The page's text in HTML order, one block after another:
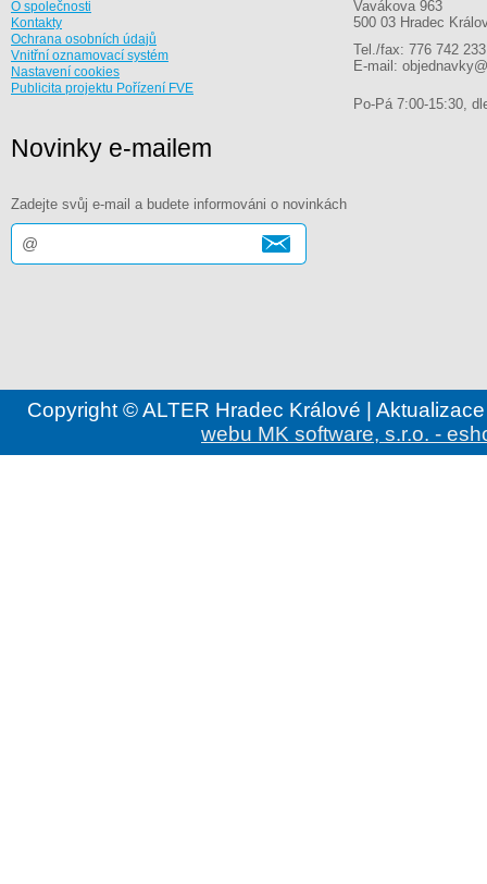
O společnosti
Kontakty
Ochrana osobních údajů
Vnitřní oznamovací systém
Nastavení cookies
Publicita projektu Pořízení FVE
Vavákova 963
500 03 Hradec
Tel./fax: 776 742 233
E-mail:
Po-Pá 7:00-15:30,
Novinky e-mailem
Zadejte svůj e-mail a budete informováni o novinkách
Copyright © ALTER Hradec Králové |
webu MK software, s.r.o. -